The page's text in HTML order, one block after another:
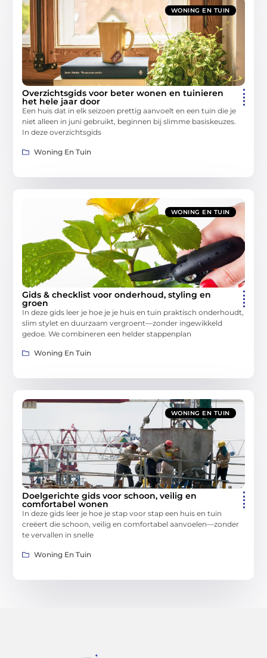
WONING EN TUIN
Overzichtsgids voor beter wonen en tuinieren
het hele jaar door
Een huis dat in elk seizoen prettig aanvoelt en een tuin die je
niet alleen in juni gebruikt, beginnen bij slimme basiskeuzes.
In deze overzichtsgids
Woning En Tuin
WONING EN TUIN
Gids & checklist voor onderhoud, styling en
groen
In deze gids leer je hoe je je huis en tuin praktisch onderhoudt,
slim stylet en duurzaam vergroent—zonder ingewikkeld
gedoe. We combineren een helder stappenplan
Woning En Tuin
WONING EN TUIN
Doelgerichte gids voor schoon, veilig en
comfortabel wonen
In deze gids leer je hoe je stap voor stap een huis en tuin
creëert die schoon, veilig en comfortabel aanvoelen—zonder
te vervallen in snelle
Woning En Tuin